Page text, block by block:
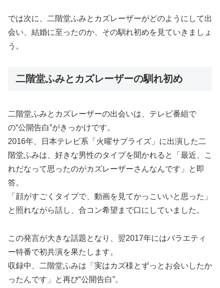
では次に、二階堂ふみとカズレーザーがどのようにして出
会い、結婚に至ったのか、その馴れ初めを見ていきましょ
う。
二階堂ふみとカズレーザーの馴れ初め
二階堂ふみとカズレーザーの出会いは、テレビ番組で
の“公開告白”がきっかけです。
2016年、日本テレビ系「火曜サプライズ」に出演した二
階堂ふみは、好きな男性のタイプを聞かれると「最近、こ
れだなって思ったのがカズレーザーさんなんです」と即
答。
「顔がすごくタイプで、動画を見てかっこいいと思った」
と照れながら話し、合コン希望まで口にしていました。
この発言が大きな話題となり、翌2017年にはバラエティ
ー特番で初共演を果たします。
収録中、二階堂ふみは「実はカズ様とずっとお会いしたか
ったんです」と再び“公開告白”。